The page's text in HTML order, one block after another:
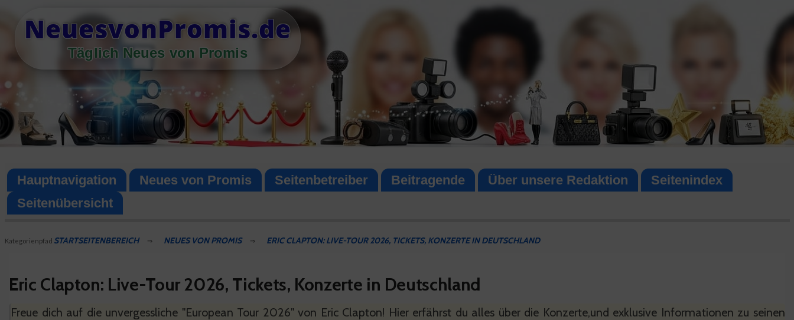
content
NeuesvonPromis.de
Täglich Neues von Promis
Hauptnavigation Neues von Promis Seitenbetreiber Beitragende Über unsere Redaktion
Seitenindex
Seitenübersicht
Kategorienpfad STARTSEITENBEREICH ⇒ NEUES VON PROMIS ⇒ ERIC CLAPTON: LIVE-TOUR 2026, TICKETS, KONZERTE IN DEUTSCHLAND
Eric Clapton: Live-Tour 2026, Tickets, Konzerte in Deutschland
Freue dich auf die unvergessliche "European Tour 2026" von Eric Clapton! Hier erfährst du alles über die Konzerte,und exklusive Informationen zu seinen